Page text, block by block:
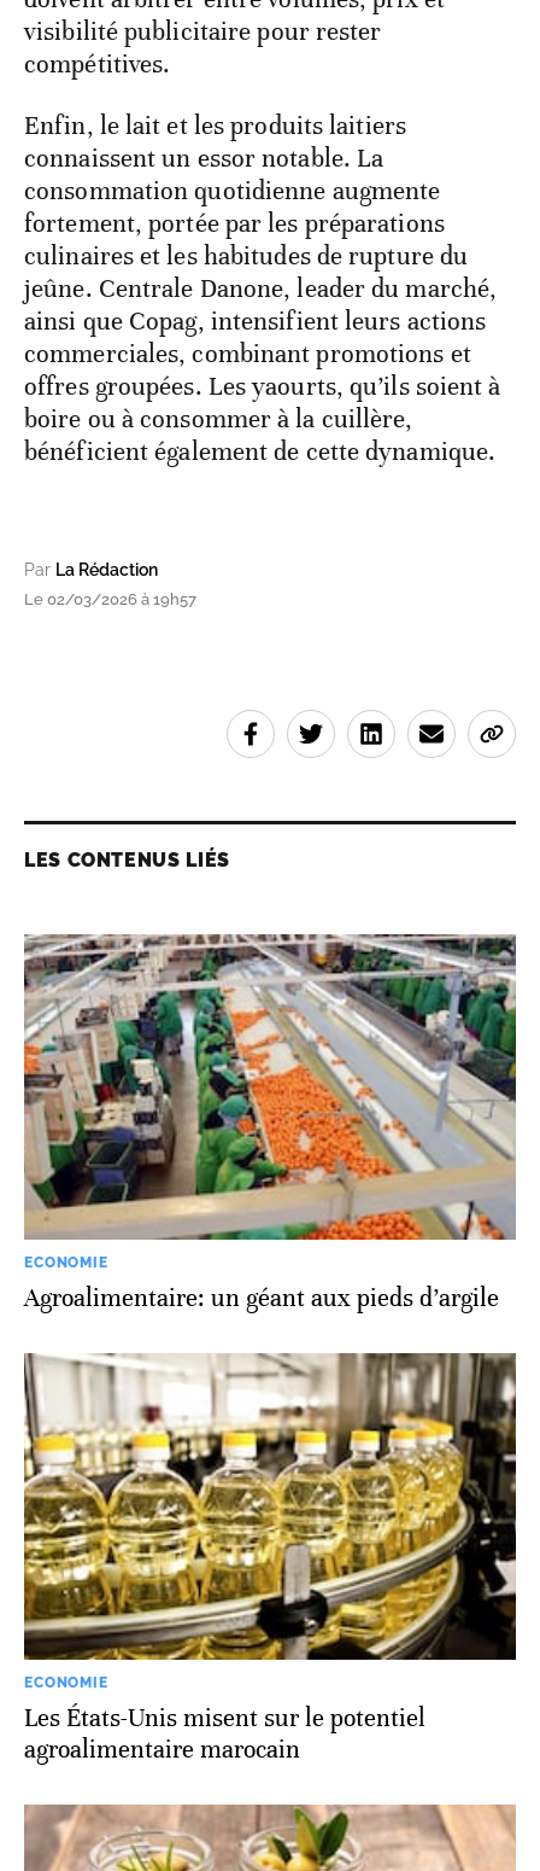
visibilité publicitaire pour rester
compétitives.
Enfin, le lait et les produits laitiers
connaissent un essor notable. La
consommation quotidienne augmente
fortement, portée par les préparations
culinaires et les habitudes de rupture du
jeûne. Centrale Danone, leader du marché,
ainsi que Copag, intensifient leurs actions
commerciales, combinant promotions et
offres groupées. Les yaourts, qu’ils soient à
boire ou à consommer à la cuillère,
bénéficient également de cette dynamique.
Par La Rédaction
Le 02/03/2026 à 19h57
LES CONTENUS LIÉS
ECONOMIE
Agroalimentaire: un géant aux pieds d’argile
ECONOMIE
Les États-Unis misent sur le potentiel
agroalimentaire marocain